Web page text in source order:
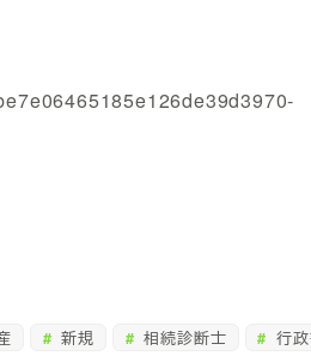
新規 相続診断士
行